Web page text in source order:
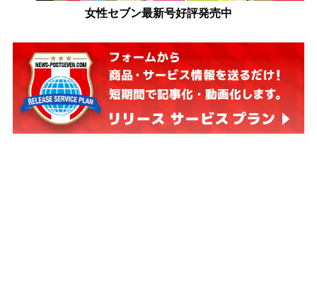
女性セブン最新号好評発売中